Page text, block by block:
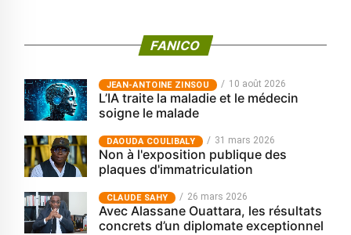
FANICO
JEAN-ANTOINE ZINSOU 10 août 2026
L’IA traite la maladie et le médecin
soigne le malade
‎DAOUDA COULIBALY 31 mars 2026
Non à l'exposition publique des
plaques d'immatriculation
CLAUDE SAHY 26 mars 2026
Avec Alassane Ouattara, les résultats
concrets d’un diplomate exceptionnel